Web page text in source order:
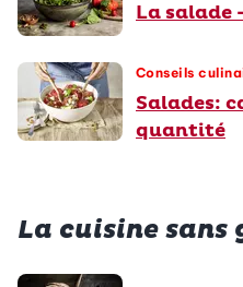
La salade
Conseils
Salades:
quantité
La cuisine sans